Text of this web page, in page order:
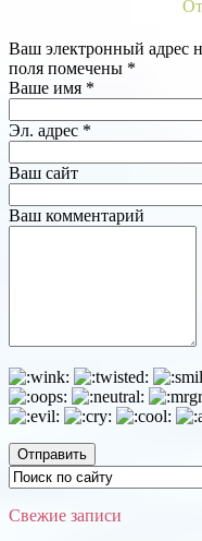
Ваш электронный адрес
поля помечены *
Ваше имя *
Эл. адрес *
Ваш сайт
Ваш комментарий
Свежие записи